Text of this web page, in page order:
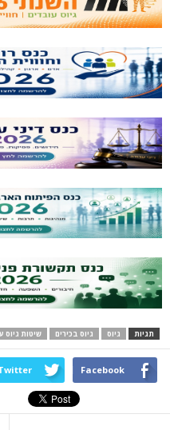
תגיות גיוס גיוס בכירים שיטות גיוס
Facebook